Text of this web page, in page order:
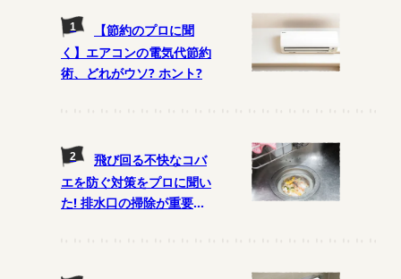
【節約のプロに聞
く】エアコンの電気代節約
術、どれがウソ? ホント?
飛び回る不快なコバ
エを防ぐ対策をプロに聞い
た! 排水口の掃除が重要